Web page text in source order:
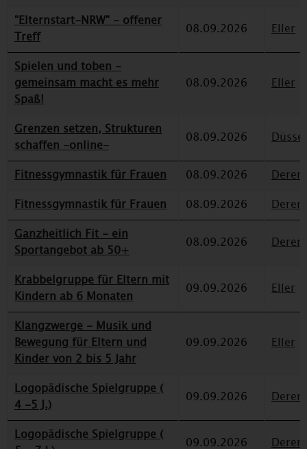
"Elternstart-NRW" - offener
Treff
08.09.2026 Eller
Spielen und toben -
gemeinsam macht es mehr
Spaß!
08.09.2026 Eller
Grenzen setzen, Strukturen
schaffen -online-
08.09.2026
Fitnessgymnastik für Frauen 08.09.2026
Fitnessgymnastik für Frauen
08.09.2026
Ganzheitlich Fit - ein
Sportangebot ab 50+
08.09.2026
Krabbelgruppe für Eltern mit
Kindern ab 6 Monaten
09.09.2026 Eller
Klangzwerge - Musik und
Bewegung für Eltern und
Kinder von 2 bis 5 Jahr
09.09.2026 Eller
Logopädische Spielgruppe (
4 -5 J.)
09.09.2026
Logopädische Spielgruppe (
09.09.2026